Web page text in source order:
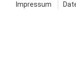
Impressum